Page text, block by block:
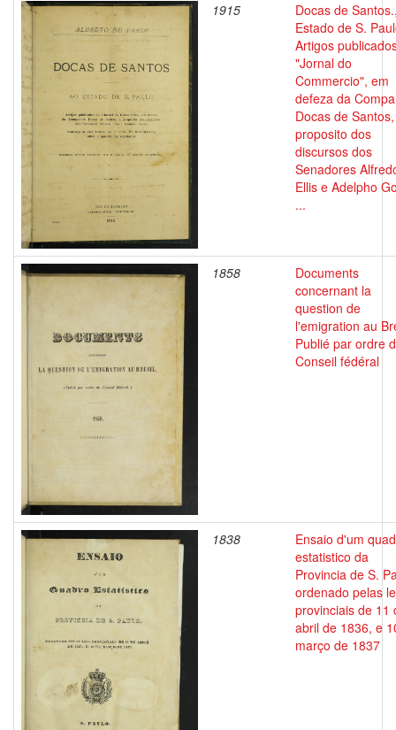
1915
Docas de
Estado de S.
Artigos
"Jornal do
Commercio", em
defeza da
Docas de
proposito dos
discursos dos
Senadores
Ellis e Adelpho
...
1858
Documents
concernant la
question de
l'emigration au
Publié par ordre
Conseil fédéral
1838
Ensaio d'um
estatistico da
Provincia de S.
ordenado pelas
provinciais de 11
abril de 1836, e
março de 1837